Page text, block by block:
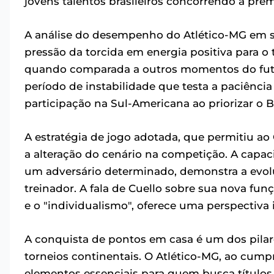
A análise do desempenho do Atlético-MG
pressão da torcida em energia positiva para
quando comparada a outros momentos do
período de instabilidade que testa a
participação na Sul-Americana ao priorizar o
A estratégia de jogo adotada, que permitiu
a alteração do cenário na competição. A
um adversário determinado, demonstra a
treinador. A fala de Cuello sobre sua nova
e o "individualismo", oferece uma
A conquista de pontos em casa é um dos
torneios continentais. O Atlético-MG, ao